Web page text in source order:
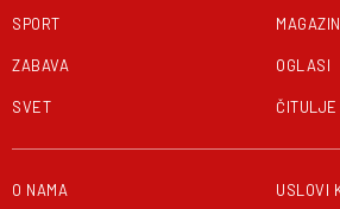
SPORT
ZABAVA
SVET
MAGAZIN
OGLASI
ČITULJE
O NAMA USLOVI